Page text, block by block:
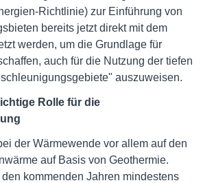
Richtlinie) zur Einführung von
bereits jetzt direkt mit dem
werden, um die Grundlage für
auch für die Nutzung der tiefen
auszuweisen.
Rolle für die
der Wärmewende vor allem auf den
auf Basis von Geothermie.
kommenden Jahren mindestens